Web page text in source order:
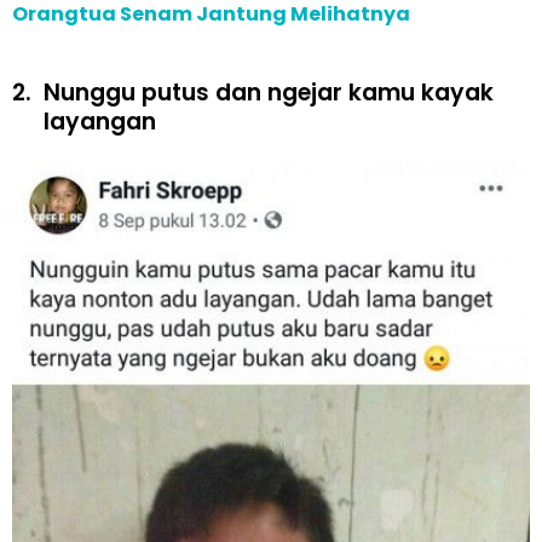
Orangtua Senam Jantung Melihatnya
2. Nunggu putus dan ngejar kamu kayak
layangan